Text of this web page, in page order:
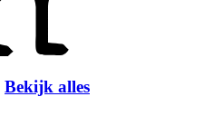
Bekijk alles